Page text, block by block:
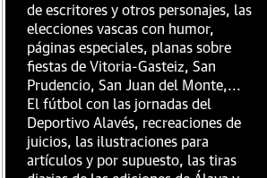
de escritores y otros personajes, las
elecciones vascas con humor,
páginas especiales, planas sobre
fiestas de Vitoria-Gasteiz, San
Prudencio, San Juan del Monte,...
El fútbol con las jornadas del
Deportivo Alavés, recreaciones de
juicios, las ilustraciones para
artículos y por supuesto, las tiras